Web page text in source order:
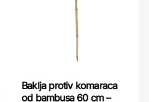
Baklja protiv komaraca
od bambusa 60 cm –